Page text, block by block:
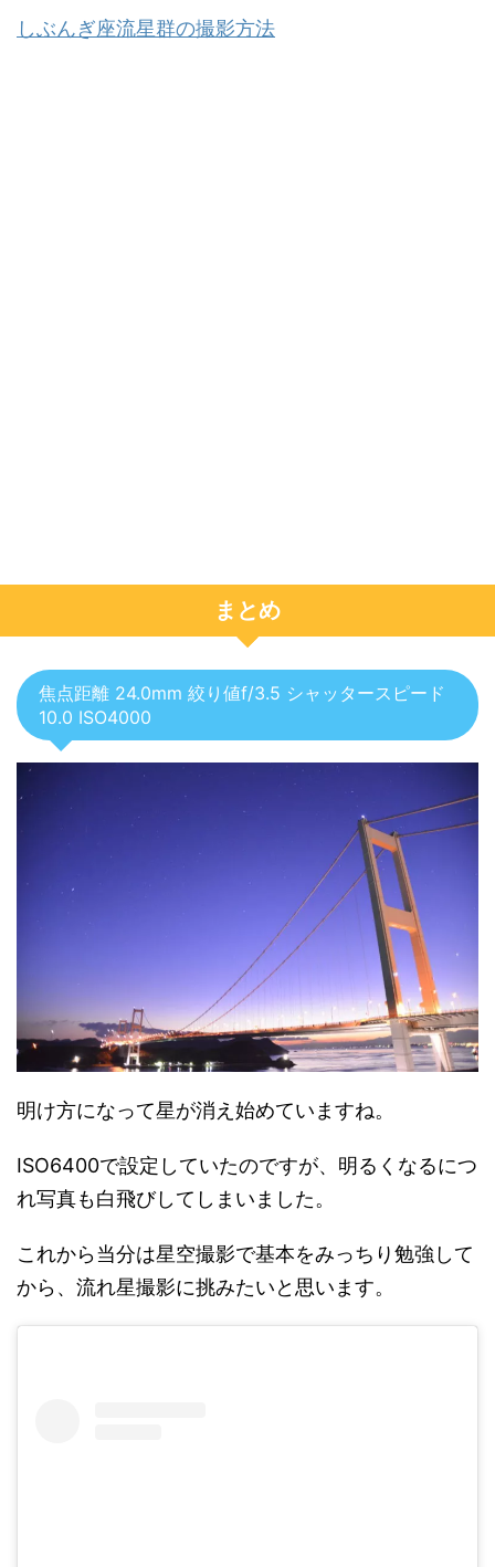
しぶんぎ座流星群の撮影方法
まとめ
焦点距離 24.0mm 絞り値f/3.5 シャッタースピード
10.0 ISO4000
明け方になって星が消え始めていますね。
ISO6400で設定していたのですが、明るくなるにつ
れ写真も白飛びしてしまいました。
これから当分は星空撮影で基本をみっちり勉強して
から、流れ星撮影に挑みたいと思います。